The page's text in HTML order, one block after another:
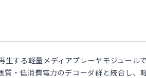
する軽量メディアプレーヤモジュール
・低消費電力のデコーダ群と統合し、